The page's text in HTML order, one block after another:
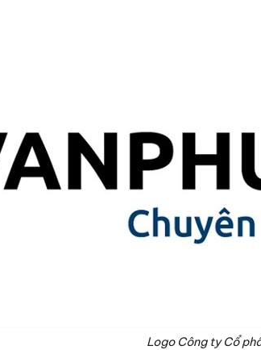
Logo Công ty Cổ